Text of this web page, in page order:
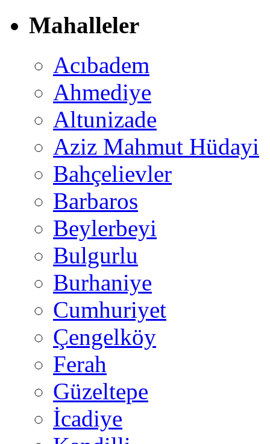
Mahalleler
Acıbadem
Ahmediye
Altunizade
Aziz Mahmut Hüdayi
Bahçelievler
Barbaros
Beylerbeyi
Bulgurlu
Burhaniye
Cumhuriyet
Çengelköy
Ferah
Güzeltepe
İcadiye